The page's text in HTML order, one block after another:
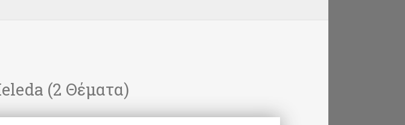
(2 Θέματα)